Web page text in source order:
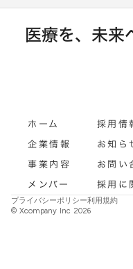
医療を、未来
ホーム
企業情報
事業内容
メンバー
採用情
お知ら
お問い
採用に
プライバシーポリシー利用規約
© Xcompany Inc 2026